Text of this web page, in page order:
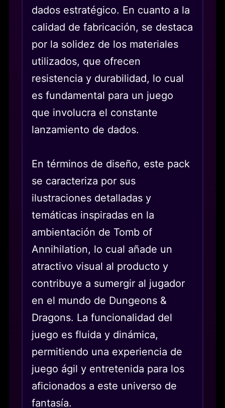
dados estratégico. En cuanto a la
calidad de fabricación, se destaca
por la solidez de los materiales
utilizados, que ofrecen
resistencia y durabilidad, lo cual
es fundamental para un juego
que involucra el constante
lanzamiento de dados.
En términos de diseño, este pack
se caracteriza por sus
ilustraciones detalladas y
temáticas inspiradas en la
ambientación de Tomb of
Annihilation, lo cual añade un
atractivo visual al producto y
contribuye a sumergir al jugador
en el mundo de Dungeons &
Dragons. La funcionalidad del
juego es fluida y dinámica,
permitiendo una experiencia de
juego ágil y entretenida para los
aficionados a este universo de
fantasía.